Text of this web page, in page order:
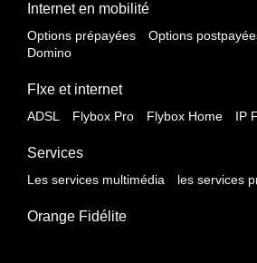
Internet en mobilité
Options prépayées Options
Domino
FIxe et internet
ADSL Flybox Pro Flybox Home IP
Services
Les services multimédia les services
Orange Fidélite